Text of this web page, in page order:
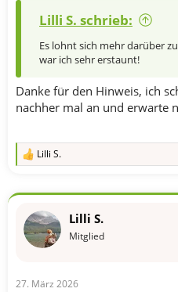
Lilli S. schrieb:
Es lohnt sich mehr darüber
war ich sehr erstaunt!
Danke für den Hinweis, ich
nachher mal an und erwarte
R
k
o
:
Lilli S.
Lilli S.
Mitglied
27. März 2026